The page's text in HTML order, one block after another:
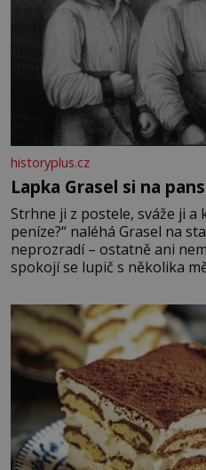
historyplus.cz
Lapka Grasel si na
Strhne ji z postele, sváže ji a
peníze?“ naléhá Grasel na
neprozradí – ostatně ani
spokojí se lupič s několika
krutý. Jeho činy budí hrůzu